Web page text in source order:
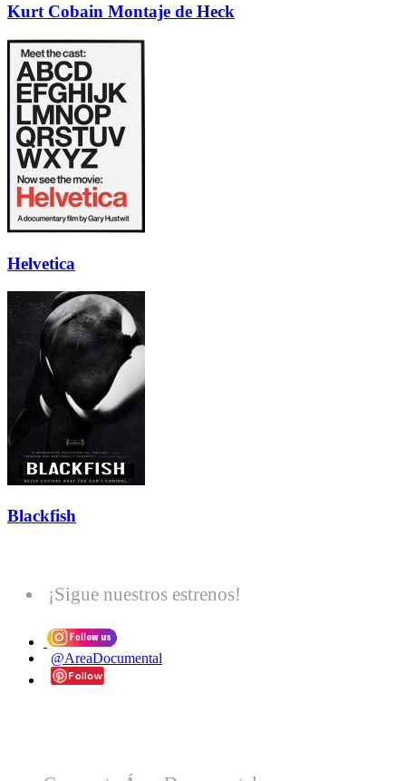
Kurt Cobain Montaje de Heck
Helvetica
Blackfish
¡Sigue nuestros estrenos!
@AreaDocumental